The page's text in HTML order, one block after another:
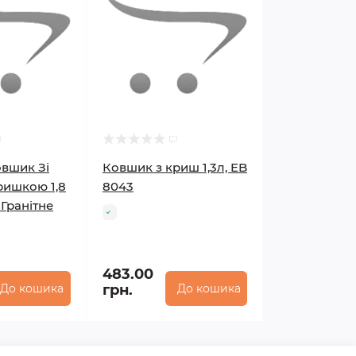
Зі
1,8
До кошика
Ковшик з криш 1,3л, EB
8043
483.00
грн.
До кошика